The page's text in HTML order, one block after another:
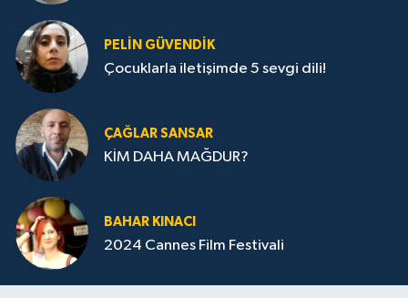
PELIN GÜVENDIK
Çocuklarla iletişimde 5 sevgi dili!
ÇAĞLAR SANSAR
KİM DAHA MAĞDUR?
BAHAR KINACI
2024 Cannes Film Festivali